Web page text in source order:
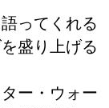
ってくれる
盛り上げる
ー・ウォー